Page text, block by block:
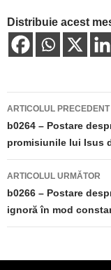
Distribuie acest
Navigare
în
articole
ARTICOLUL PRECEDENT
b0264 – Postare
promisiunile lui Isus
ARTICOLUL URMĂTOR
b0266 – Postare
ignoră în mod